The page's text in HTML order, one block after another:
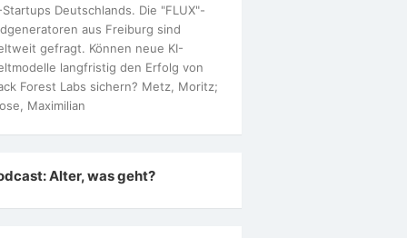
Startups Deutschlands. Die "FLUX"-
aus Freiburg sind
gefragt. Können neue KI-
langfristig den Erfolg von
Forest Labs sichern? Metz, Moritz;
Maximilian
Alter, was geht?